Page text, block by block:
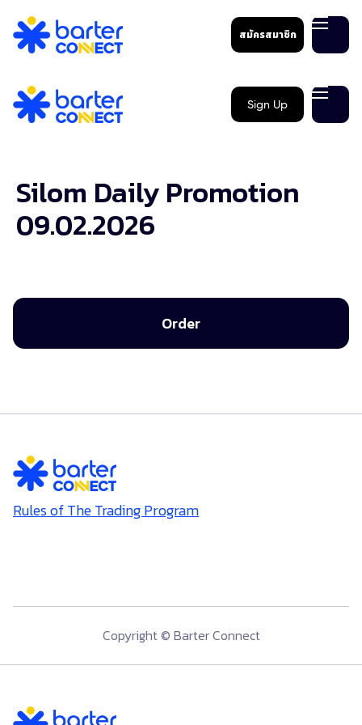
สมัครสมาชิก
Sign Up
Silom Daily Promotion
09.02.2026
Order
Rules of The Trading Program
Copyright © Barter Connect